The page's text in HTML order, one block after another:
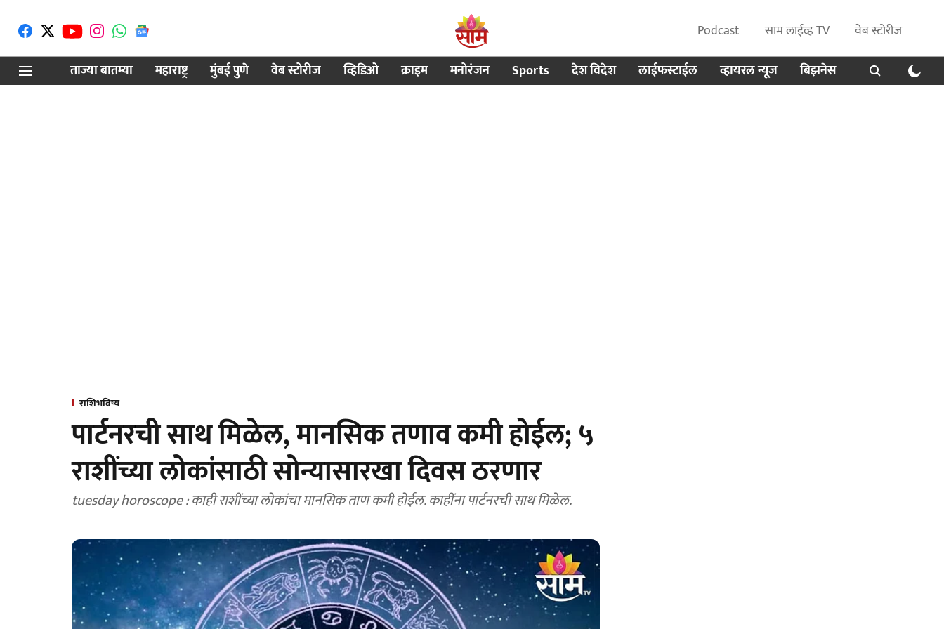
Podcast साम लाईव्ह TV
वेब स्टोरीज
ताज्या बातम्या
महाराष्ट्र मुंबई पुणे वेब स्टोरीज व्हिडिओ क्राइम मनोरंजन Sports देश विदेश लाईफस्टाईल व्हायरल न्यूज बिझनेस
राशिभविष्य
पार्टनरची साथ मिळेल, मानसिक तणाव कमी होईल; ५
राशींच्या लोकांसाठी सोन्यासारखा दिवस ठरणार
tuesday horoscope : काही राशींच्या लोकांचा मानसिक ताण कमी होईल. काहींना पार्टनरची साथ मिळेल.